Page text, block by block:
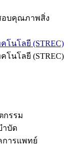
อบคุณภาพสิ่ง
โนโลยี (STREC)
โนโลยี (STREC)
กรรม
ำบัด
ารแพทย์